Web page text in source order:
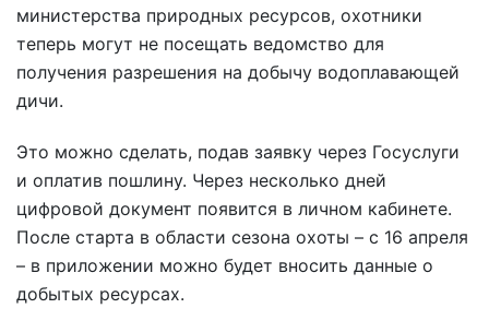
министерства природных ресурсов, охотники
теперь могут не посещать ведомство для
получения разрешения на добычу водоплавающей
дичи.
Это можно сделать, подав заявку через Госуслуги
и оплатив пошлину. Через несколько дней
цифровой документ появится в личном кабинете.
После старта в области сезона охоты – с 16 апреля
– в приложении можно будет вносить данные о
добытых ресурсах.